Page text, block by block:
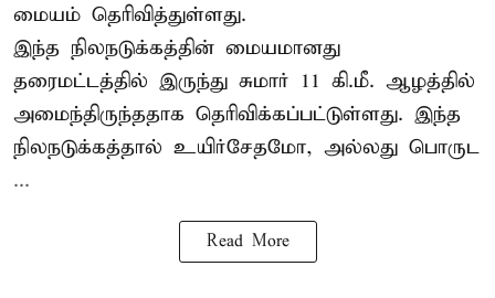
மையம் தெரிவித்துள்ளது.
இந்த நிலநடுக்கத்தின் மையமானது
தரைமட்டத்தில் இருந்து சுமார் 11 கி.மீ. ஆழத்தில்
அமைந்திருந்ததாக தெரிவிக்கப்பட்டுள்ளது. இந்த
நிலநடுக்கத்தால் உயிர்சேதமோ, அல்லது பொருட
...
Read More